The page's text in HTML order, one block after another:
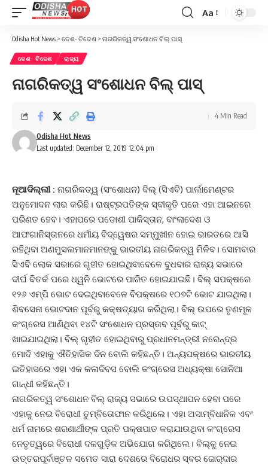
Font
Aa
Odisha Hot News > ଦେଶ- ବିଦେଶ > ନାଗରିକତ୍ୱ ସଂଶୋଧନ ବିଲ୍‌ ପାସ୍‌
ଦେଶ- ବିଦେଶ ରାଜ୍ୟ
ନାଗରିକତ୍ୱ ସଂଶୋଧନ ବିଲ୍‌ ପାସ୍‌
Last updated: December 12, 2019 12:04 pm
Odisha Hot News
4 Min Read
ନୂଆଦିଲ୍ଲୀ : ନାଗରିକତ୍ୱ (ସଂଶୋଧନ) ବିଲ୍‌ (ସିଏବି) ପାର୍ଲାମେଣ୍ଟର
ଅନୁମୋଦନ ଲାଭ କରିଛି। ରାଷ୍ଟ୍ରପତିଙ୍କ ସ୍ବୀକୃତି ପରେ ଏହା ଆଇନରେ
ପରିଣତ ହେବ। ଏହାପରେ ପଡୋଶୀ ପାକିସ୍ତାନ, ବାଂଲାଦେଶ ଓ
ଆଫଗାନିସ୍ତାନରେ ଧର୍ମୀୟ ବିଦ୍ୱେଷର ସମ୍ମୁଖୀନ ହୋଇ ଭାରତରେ ଆସି
ରହିଥିବା ଅଣମୁସଲମାନମାନଙ୍କୁ ଭାରତୀୟ ନାଗରିକତ୍ୱ ମିଳିବ। ସୋମବାର
ସିଏବି ଲୋକ ସଭାରେ ଗୃହୀତ ହୋଇଥିବାବେଳେ ବୁଧବାର ରାଜ୍ୟ ସଭାରେ
ଦୀର୍ଘ ବିତର୍କ ପରେ ଧ୍ୱନି ଭୋଟରେ ପାରିତ ହୋଇଯାଇଛି। ବିଲ୍‌ ସପକ୍ଷରେ
୧୨୬ ଏମ୍‌ପି ଭୋଟ ଦେଇଥିବାବେଳେ ବିପକ୍ଷରେ ୧୦୭ଟି ଭୋଟ ଯାଇଥିଲା।
ଶିବସେନା ଭୋଟଦାନ ପୂର୍ବରୁ କକ୍ଷତ୍ୟାଗ କରିଥିଲା। ବିଲ୍‌ ଉପରେ ତୃଣମୂଳ
କଂଗ୍ରେସ ଆଣିଥିବା ୧୪ଟି ସଂଶୋଧନ ପ୍ରସ୍ତାବ ପୂର୍ବରୁ କାଟ୍‌
ଖାଇଯାଇଥିଲା। ବିଲ୍‌ ଗୃହୀତ ହୋଇଥିବାରୁ ପ୍ରଧାନମନ୍ତ୍ରୀ ନରେନ୍ଦ୍ର
ମୋଦି ଏହାକୁ ଐତିହାସିକ ଦିନ ବୋଲି କହିଛନ୍ତି। ଅନ୍ୟପକ୍ଷରେ ଭାରତୀୟ
ଇତିହାସରେ ଏହା ଏକ କଳାଦିବସ ବୋଲି କଂଗ୍ରେସ ଅଧ୍ୟକ୍ଷା ସୋନିଆ
ଗାନ୍ଧୀ କହିଛନ୍ତି।
ନାଗରିକତ୍ୱ ସଂଶୋଧନ ବିଲ୍‌ ରାଜ୍ୟ ସଭାରେ ଉପସ୍ଥାପନ ହେବା ପରେ
ଏହାକୁ ନେଇ ବିରୋଧୀ ତୁମ୍ବିତୋଫାନ କରିଥିଲେ। ଏହା ଅସାମ୍ବିଧାନିକ ଏବଂ
ଧର୍ମ ନାମରେ ଶରଣାର୍ଥୀଙ୍କ ପ୍ରତି ପକ୍ଷପାତ କରାଯାଉଥିବା କଂଗ୍ରେସ
ନେତୃତ୍ୱରେ ବିରୋଧୀ ଦଳଗୁଡ଼ିକ ଅଭିଯୋଗ କରିଥିଲେ। ବିଲ୍‌କୁ ନେଇ
ଉତ୍ତରପୂର୍ବାଞ୍ଚଳ ସମେତ ସାରା ଦେଶରେ ବିରୋଧର ସ୍ବର ଜୋର୍‌ଦାର